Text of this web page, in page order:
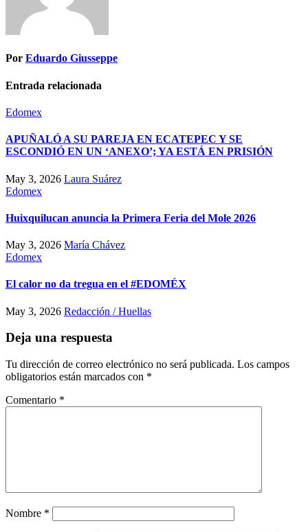
Por Eduardo Giusseppe
Entrada relacionada
Edomex
APUÑALÓ A SU PAREJA EN ECATEPEC Y SE
ESCONDIÓ EN UN ‘ANEXO’; YA ESTÁ EN PRISIÓN
May 3, 2026 Laura Suárez
Edomex
Huixquilucan anuncia la Primera Feria del Mole 2026
May 3, 2026 María Chávez
Edomex
El calor no da tregua en el #EDOMÉX
May 3, 2026 Redacción / Huellas
Deja una respuesta
Tu dirección de correo electrónico no será publicada. Los campos
obligatorios están marcados con *
Comentario *
Nombre *